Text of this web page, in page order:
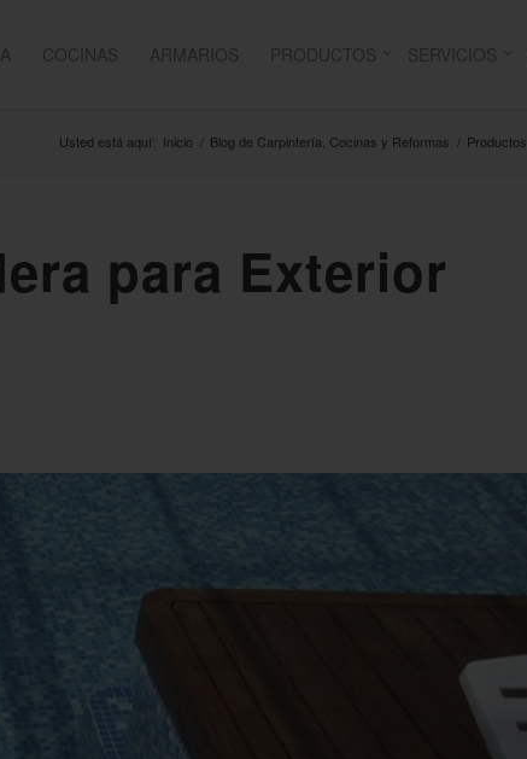
COCINAS ARMARIOS PRODUCTOS SERVICIOS
Usted está aquí: Inicio / Blog de Carpintería, Cocinas y Reformas / Productos
para Exterior